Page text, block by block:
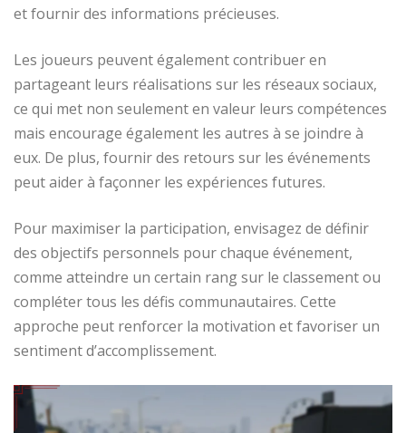
et fournir des informations précieuses.
Les joueurs peuvent également contribuer en
partageant leurs réalisations sur les réseaux sociaux,
ce qui met non seulement en valeur leurs compétences
mais encourage également les autres à se joindre à
eux. De plus, fournir des retours sur les événements
peut aider à façonner les expériences futures.
Pour maximiser la participation, envisagez de définir
des objectifs personnels pour chaque événement,
comme atteindre un certain rang sur le classement ou
compléter tous les défis communautaires. Cette
approche peut renforcer la motivation et favoriser un
sentiment d’accomplissement.